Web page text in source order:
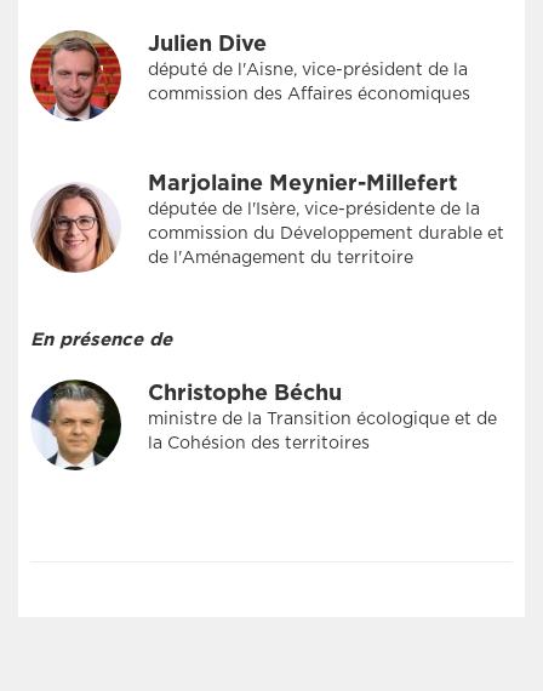
Julien Dive
député de l'Aisne, vice-président de la
commission des Affaires économiques
Marjolaine Meynier-Millefert
députée de l'Isère, vice-présidente de la
commission du Développement durable et
de l'Aménagement du territoire
En présence de
Christophe Béchu
ministre de la Transition écologique et de
la Cohésion des territoires